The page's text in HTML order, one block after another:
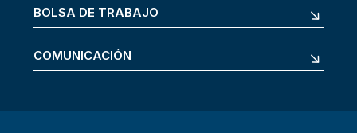
BOLSA DE TRABAJO
COMUNICACIÓN